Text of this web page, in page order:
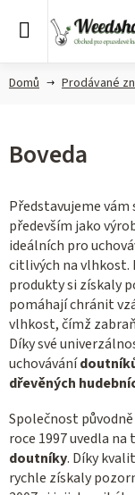
Domů Prodávané
Boveda
Představujeme
především jako
ideálních pro
citlivých na vlhkost.
produkty si získaly
pomáhají chránit
vlhkost, čímž
Díky své
uchovávání
dřevěných
Společnost
roce 1997 uvedla
doutníky. Díky
rychle získaly